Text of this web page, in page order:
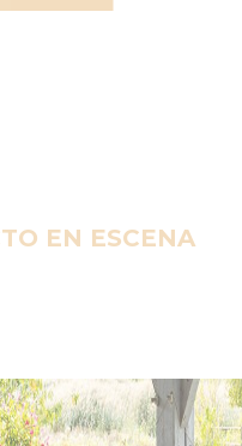
EN ESCENA